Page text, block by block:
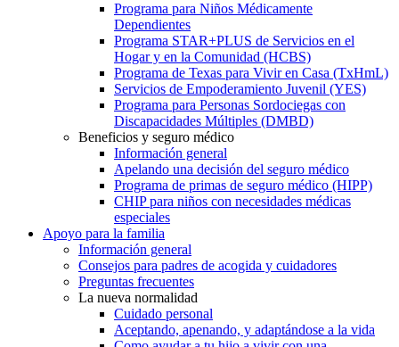
Programa para Niños Médicamente
Dependientes
Programa STAR+PLUS de Servicios en el
Hogar y en la Comunidad (HCBS)
Programa de Texas para Vivir en Casa (TxHmL)
Servicios de Empoderamiento Juvenil (YES)
Programa para Personas Sordociegas con
Discapacidades Múltiples (DMBD)
Beneficios y seguro médico
Información general
Apelando una decisión del seguro médico
Programa de primas de seguro médico (HIPP)
CHIP para niños con necesidades médicas
especiales
Apoyo para la familia
Información general
Consejos para padres de acogida y cuidadores
Preguntas frecuentes
La nueva normalidad
Cuidado personal
Aceptando, apenando, y adaptándose a la vida